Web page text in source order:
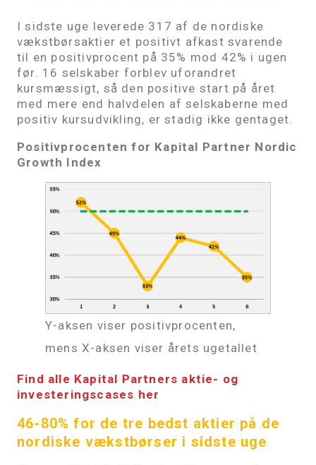
I sidste uge leverede 317 af de nordiske
vækstbørsaktier et positivt afkast svarende
til en positivprocent på 35% mod 42% i ugen
før. 16 selskaber forblev uforandret
kursmæssigt, så den positive start på året
med mere end halvdelen af selskaberne med
positiv kursudvikling, er stadig ikke gentaget.
Positivprocenten for Kapital Partner Nordic
Growth Index
Y-aksen viser positivprocenten,
mens X-aksen viser årets ugetallet
Find alle Kapital Partners aktie- og
investeringscases her
46-80% for de tre bedst aktier på de
nordiske vækstbørser i sidste uge